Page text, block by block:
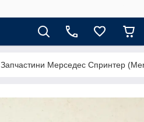
Запчастини Мерседес Спринтер